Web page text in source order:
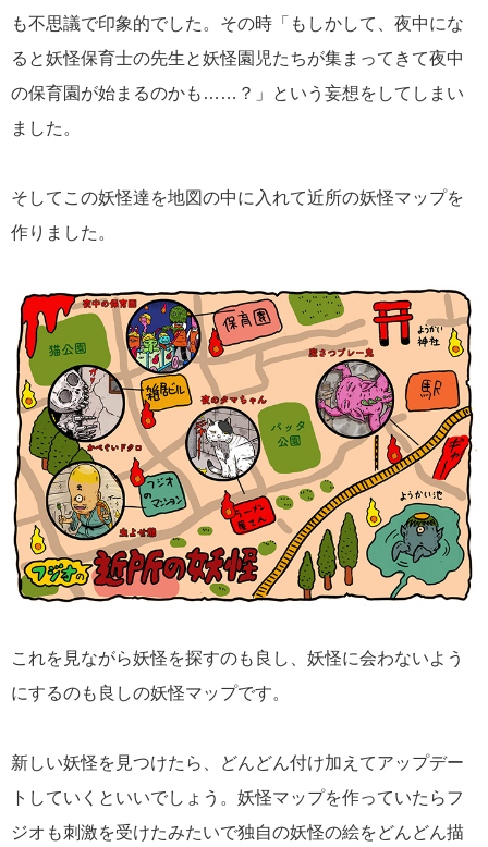
も不思議で印象的でした。その時「もしかして、夜中にな
ると妖怪保育士の先生と妖怪園児たちが集まってきて夜中
の保育園が始まるのかも……？」という妄想をしてしまい
ました。
そしてこの妖怪達を地図の中に入れて近所の妖怪マップを
作りました。
これを見ながら妖怪を探すのも良し、妖怪に会わないよう
にするのも良しの妖怪マップです。
新しい妖怪を見つけたら、どんどん付け加えてアップデー
トしていくといいでしょう。妖怪マップを作っていたらフ
ジオも刺激を受けたみたいで独自の妖怪の絵をどんどん描